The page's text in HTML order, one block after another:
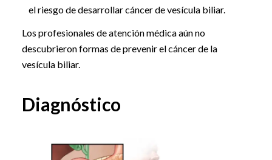
el riesgo de desarrollar cáncer de vesícula biliar.
Los profesionales de atención médica aún no
descubrieron formas de prevenir el cáncer de la
vesícula biliar.
Diagnóstico